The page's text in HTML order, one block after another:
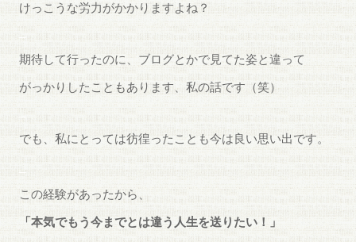
けっこうな労力がかかりますよね？
期待して行ったのに、ブログとかで見てた姿と違って
がっかりしたこともあります、私の話です（笑）
でも、私にとっては彷徨ったことも今は良い思い出です。
この経験があったから、
「本気でもう今までとは違う人生を送りたい！」